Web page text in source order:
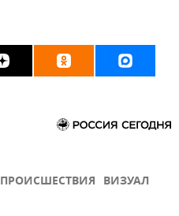
ПРОИСШЕСТВИЯ ВИЗУАЛ